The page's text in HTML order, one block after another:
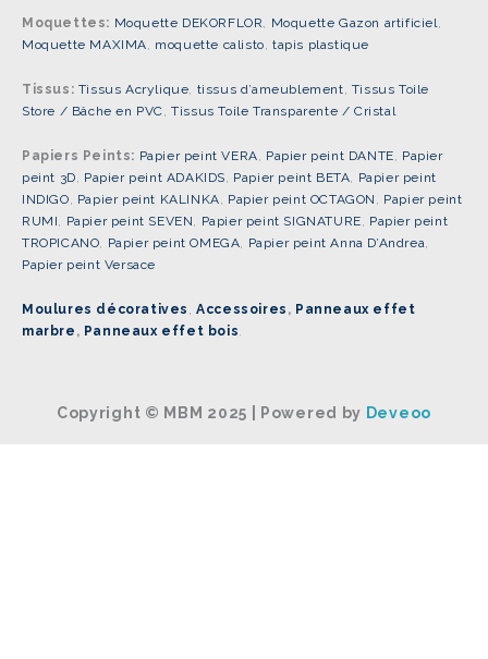
Moquettes: Moquette DEKORFLOR, Moquette Gazon artificiel,
Moquette MAXIMA, moquette calisto,tapis plastique
Tissus: Tissus Acrylique, tissus d’ameublement, Tissus Toile
Store / Bâche en PVC,Tissus Toile Transparente / Cristal
Papiers Peints: Papier peint VERA, Papier peint DANTE, Papier
peint 3D, Papier peint ADAKIDS, Papier peint BETA, Papier peint
INDIGO, Papier peint KALINKA, Papier peint OCTAGON , Papier peint
RUMI, Papier peint SEVEN, Papier peint SIGNATURE, Papier peint
TROPICANO, Papier peint OMEGA, Papier peint Anna D’Andrea,
Papier peint Versace
Moulures décoratives ,Accessoires , Panneaux effet
marbre , Panneaux effet bois.
Copyright © MBM 2025 | Powered by Deveoo